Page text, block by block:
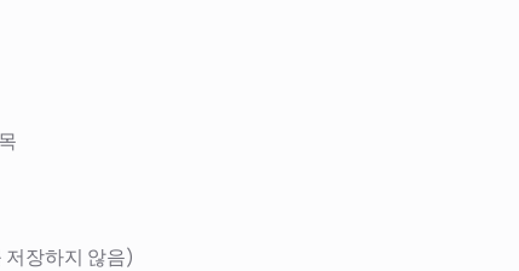
장하지 않음)